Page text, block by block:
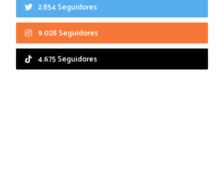
2.854 Seguidores
9.028 Seguidores
4.675 Seguidores